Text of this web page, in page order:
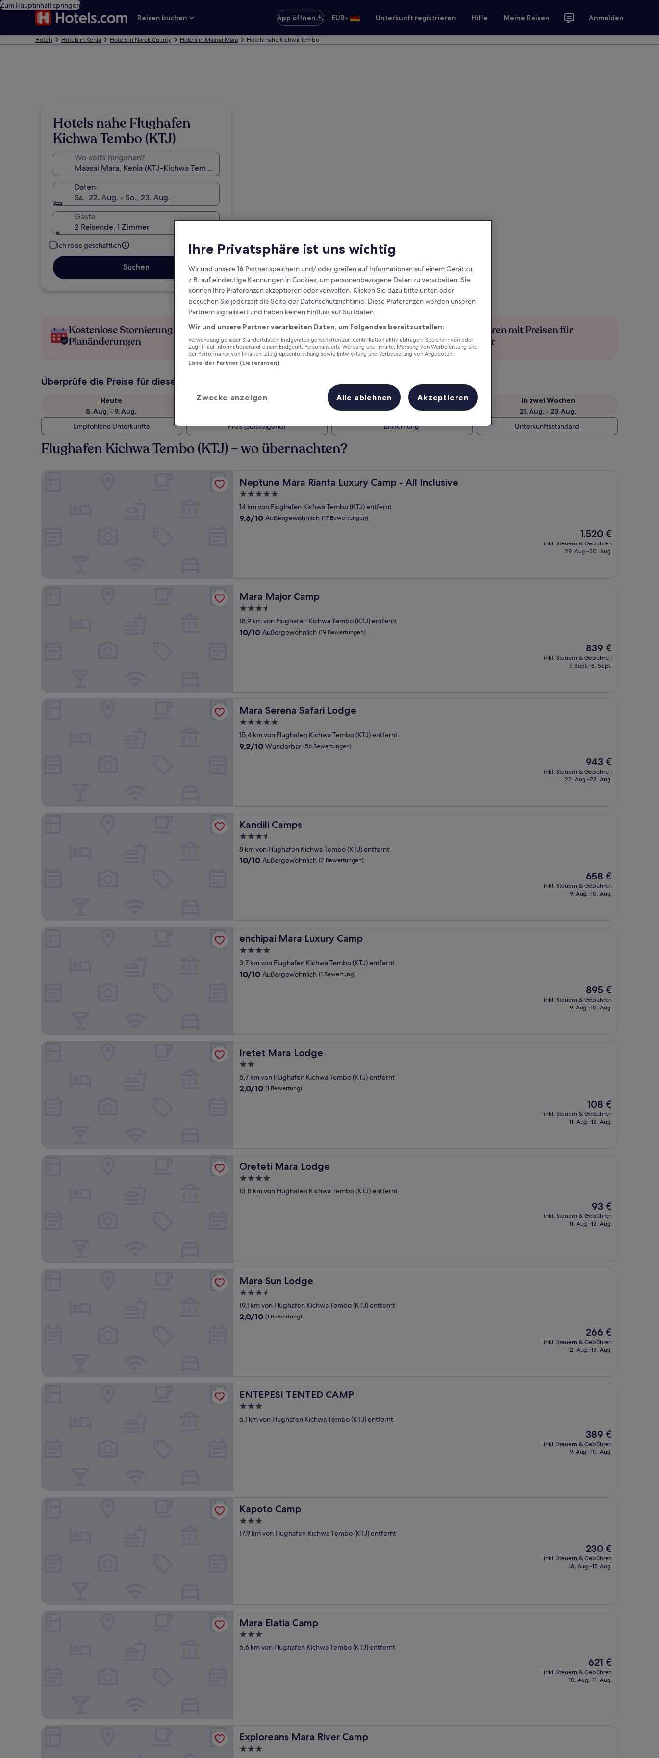
Zum Hauptinhalt springen
Reisen buchen
App öffnen EUR• Unterkunft registrieren Hilfe Meine Reisen Anmelden
Hotels Hotels in Kenia Hotels in Narok County Hotels in Maasai Mara Hotels nahe Kichwa Tembo
Hotels nahe Flughafen
Kichwa Tembo (KTJ)
Wo soll’s hingehen?
Daten
Sa., 22. Aug. - So., 23. Aug.
Gäste
2 Reisende, 1 Zimmer
Ich reise geschäftlich
Suchen
Kostenlose Stornierung bei
Planänderungen
Verdiene Prämien für jede
wahrgenommene Übernachtung
Mehr sparen mit Preisen für
Mitglieder
Überprüfe die Preise für diese Daten
Heute
8. Aug. - 9. Aug.
Morgen
Nächstes Wochenende
14. Aug. - 16. Aug.
In zwei Wochen
21. Aug. - 23. Aug.
Empfohlene Unterkünfte
Preis (aufsteigend) Entfernung Unterkunftsstandard
Flughafen Kichwa Tembo (KTJ) – wo übernachten?
Neptune Mara Rianta Luxury Camp - All Inclusive
Neptune Mara Rianta Luxury Camp - All Inclusive
5.0-
Sterne-
Unterkunft
14 km von Flughafen Kichwa Tembo (KTJ) entfernt
9.6
9,6/10 Außergewöhnlich (17 Bewertungen)
Der
Preis
beträgt
1.520 €
inkl. Steuern & Gebühren
29. Aug.–30. Aug.
Mara Major Camp
Mara Major Camp
3.5-
Sterne-
Unterkunft
18,9 km von Flughafen Kichwa Tembo (KTJ) entfernt
10.0
10/10 Außergewöhnlich (19 Bewertungen)
Der
Preis
beträgt
839 €
inkl. Steuern & Gebühren
7. Sept.–8. Sept.
Mara Major Camp
Mara Serena Safari Lodge
Mara Serena Safari Lodge
5.0-
Sterne-
Unterkunft
15,4 km von Flughafen Kichwa Tembo (KTJ) entfernt
9.2
9,2/10 Wunderbar (56 Bewertungen)
Der
Preis
beträgt
943 €
inkl. Steuern & Gebühren
22. Aug.–23. Aug.
Kandili Camps
Kandili Camps
3.5-
Sterne-
Unterkunft
8 km von Flughafen Kichwa Tembo (KTJ) entfernt
10.0
10/10 Außergewöhnlich (2 Bewertungen)
Der
Preis
beträgt
658 €
inkl. Steuern & Gebühren
9. Aug.–10. Aug.
Kandili Camps
enchipai Mara Luxury Camp
enchipai Mara Luxury Camp
4.0-
Sterne-
Unterkunft
3,7 km von Flughafen Kichwa Tembo (KTJ) entfernt
10.0
10/10 Außergewöhnlich (1 Bewertung)
Der
Preis
beträgt
895 €
inkl. Steuern & Gebühren
9. Aug.–10. Aug.
Iretet Mara Lodge
Iretet Mara Lodge
2.0-
Sterne-
Unterkunft
6,7 km von Flughafen Kichwa Tembo (KTJ) entfernt
2.0
2,0/10 (1 Bewertung)
Der
Preis
beträgt
108 €
inkl. Steuern & Gebühren
11. Aug.–12. Aug.
Iretet Mara Lodge
Oreteti Mara Lodge
Oreteti Mara Lodge
4.0-
Sterne-
13,8 km von Flughafen Kichwa Tembo (KTJ) entfernt
Der
Preis
beträgt
93 €
inkl. Steuern & Gebühren
11. Aug.–12. Aug.
Mara Sun Lodge
Mara Sun Lodge
3.5-
Sterne-
Unterkunft
19,1 km von Flughafen Kichwa Tembo (KTJ) entfernt
2.0
2,0/10 (1 Bewertung)
Der
Preis
beträgt
266 €
inkl. Steuern & Gebühren
12. Aug.–13. Aug.
Mara Sun Lodge
ENTEPESI TENTED CAMP
ENTEPESI TENTED CAMP
3.0-
Sterne-
5,1 km von Flughafen Kichwa Tembo (KTJ) entfernt
Der
Preis
beträgt
389 €
inkl. Steuern & Gebühren
9. Aug.–10. Aug.
Kapoto Camp
Kapoto Camp
3.0-
Sterne-
17,9 km von Flughafen Kichwa Tembo (KTJ) entfernt
Der
Preis
beträgt
230 €
inkl. Steuern & Gebühren
16. Aug.–17. Aug.
Kapoto Camp
Mara Elatia Camp
Mara Elatia Camp
3.0-
Sterne-
6,6 km von Flughafen Kichwa Tembo (KTJ) entfernt
Der
Preis
beträgt
621 €
inkl. Steuern & Gebühren
10. Aug.–11. Aug.
Exploreans Mara River Camp
Exploreans Mara River Camp
3.0-
Exploreans Mara River Camp
Ihre Privatsphäre ist uns wichtig
Wir und unsere16 Partner speichern und/ oder greifen auf Informationen auf einem Gerät zu,
z.B. auf eindeutige Kennungen in Cookies, um personenbezogene Daten zu verarbeiten. Sie
können Ihre Präferenzen akzeptieren oder verwalten. Klicken Sie dazu bitte unten oder
besuchen Sie jederzeit die Seite der Datenschutzrichtlinie. Diese Präferenzen werden unseren
Partnern signalisiert und haben keinen Einfluss auf Surfdaten.
Wir und unsere Partner verarbeiten Daten, um Folgendes bereitzustellen:
Verwendung genauer Standortdaten. Endgeräteeigenschaften zur Identifikation aktiv abfragen. Speichern von oder
Zugriff auf Informationen auf einem Endgerät. Personalisierte Werbung und Inhalte, Messung von Werbeleistung und
der Performance von Inhalten, Zielgruppenforschung sowie Entwicklung und Verbesserung von Angeboten.
Liste der Partner (Lieferanten)
Zwecke anzeigen Alle ablehnen Akzeptieren